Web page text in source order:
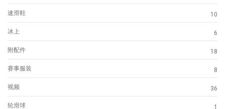
速滑鞋 10
冰上 6
附配件 18
赛事服装 8
视频 36
轮滑球 1